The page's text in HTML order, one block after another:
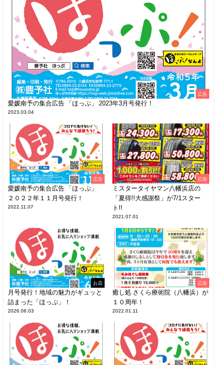
広告
愛媛南予の集合広告 「ほっぷ」 2023年3月号発行！
2023.03.04
広告
愛媛南予の集合広告 「ほっぷ」
２０２２年１１月号発行！
2022.11.07
広告
ミスタータイヤマン八幡浜店の
「夏得!!大感謝祭」が7/1スター
ト!!
2021.07.01
お店
月号発行！地域の魅力がギュッと
詰まった「ほっぷ」！
2026.06.03
広告
癒し処 さくら療術院（八幡浜）が
１０周年！
2022.01.11